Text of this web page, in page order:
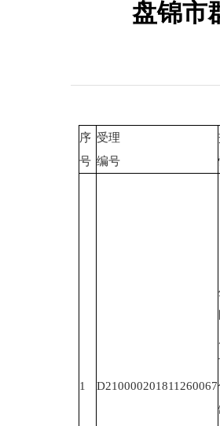
盘锦市
序
号
受理
编号
1 D210000201811260067